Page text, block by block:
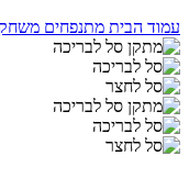
עמוד הבית מתנפחים